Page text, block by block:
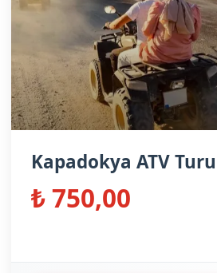
Kapadokya ATV
₺ 750,00